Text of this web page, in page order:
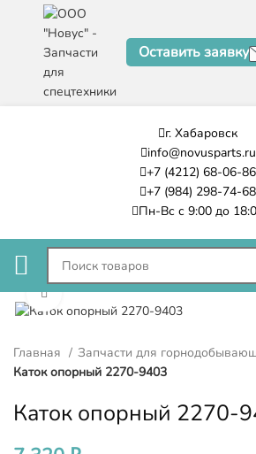
Оставить заявку
г. Хабаровск
info@novusparts.ru
+7 (4212) 68-06-86
+7 (984) 298-74-68
Пн-Вс с 9:00 до
Нажмите, чтобы увеличить
Главная
Запчасти для
Каток опорный 2270-9403
Каток опорный 2270-